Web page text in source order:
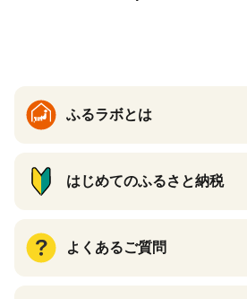
ふるラボとは
はじめてのふるさと納税
よくあるご質問